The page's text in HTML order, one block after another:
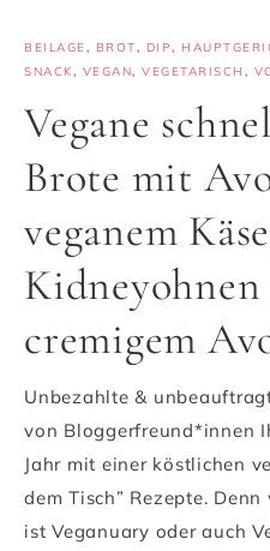
BEILAGE, BROT, DIP,
SNACK, VEGAN, VEGETARISCH ,
Vegane
Brote mit
veganem
cremigem
Unbezahlte &
von Bloggerfreund*innen
Jahr mit einer köstlichen
dem Tisch” Rezepte.
ist Veganuary oder auch